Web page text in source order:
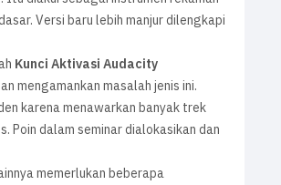
Versi baru lebih manjur dilengkapi
Kunci Aktivasi Audacity
mengamankan masalah jenis ini.
karena menawarkan banyak trek
Poin dalam seminar dialokasikan dan
memerlukan beberapa